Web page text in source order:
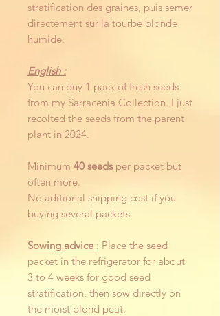
stratification des graines, puis semer
directement sur la tourbe blonde
humide.
English :
You can buy 1 pack of fresh seeds
from my Sarracenia Collection. I just
recolted the seeds from the parent
plant in 2024.
Minimum 40 seedsper packet but
often more.
No aditional shipping cost if you
buying several packets.
Sowing advice : Place the seed
packet in the refrigerator for about
3 to 4 weeks for good seed
stratification, then sow directly on
the moist blond peat.